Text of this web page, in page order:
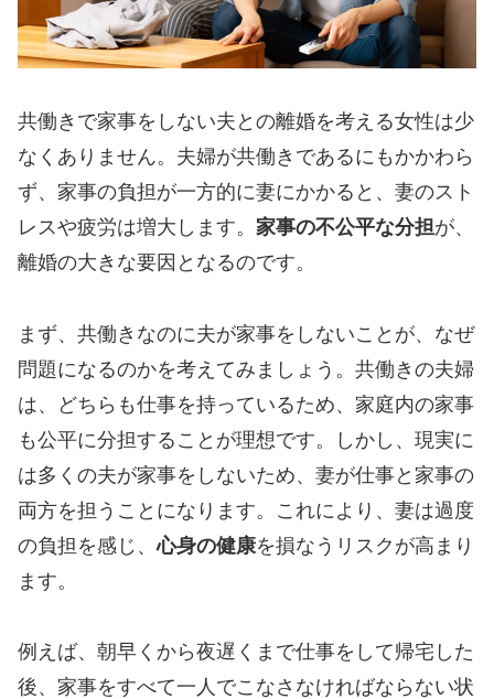
共働きで家事をしない夫との離婚を考える女性は少
なくありません。夫婦が共働きであるにもかかわら
ず、家事の負担が一方的に妻にかかると、妻のスト
レスや疲労は増大します。 家事の不公平な分担が、
離婚の大きな要因となるのです。
まず、共働きなのに夫が家事をしないことが、なぜ
問題になるのかを考えてみましょう。共働きの夫婦
は、どちらも仕事を持っているため、家庭内の家事
も公平に分担することが理想です。しかし、現実に
は多くの夫が家事をしないため、妻が仕事と家事の
両方を担うことになります。これにより、妻は過度
の負担を感じ、心身の健康を損なうリスクが高まり
ます。
例えば、朝早くから夜遅くまで仕事をして帰宅した
後、家事をすべて一人でこなさなければならない状